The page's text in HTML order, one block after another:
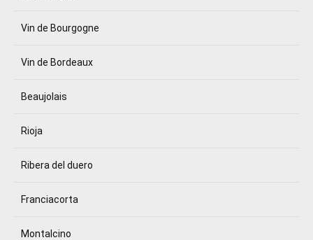
Vin de Bourgogne
Vin de Bordeaux
Beaujolais
Rioja
Ribera del duero
Franciacorta
Montalcino